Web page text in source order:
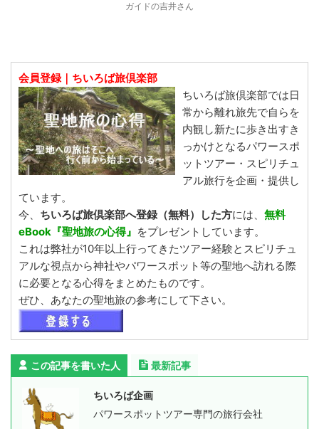
ガイドの吉井さん
会員登録｜ちいろば旅倶楽部
ちいろば旅倶楽部では日
常から離れ旅先で自らを
内観し新たに歩き出すき
っかけとなるパワースポ
ットツアー・スピリチュ
アル旅行を企画・提供し
ています。
今、 ちいろば旅倶楽部へ登録（無料）した方には、 無料
eBook『聖地旅の心得』 をプレゼントしています。
これは弊社が10年以上行ってきたツアー経験とスピリチュ
アルな視点から神社やパワースポット等の聖地へ訪れる際
に必要となる心得をまとめたものです。
ぜひ、あなたの聖地旅の参考にして下さい。
この記事を書いた人 最新記事
ちいろば企画
パワースポットツアー専門の旅行会社